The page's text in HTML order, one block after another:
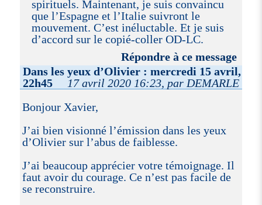
spirituels. Maintenant, je suis convaincu
que l’Espagne et l’Italie suivront le
mouvement. C’est inéluctable. Et je suis
d’accord sur le copié-coller OD-LC.
Répondre à ce message
Dans les yeux d’Olivier : mercredi 15 avril,
22h45
17 avril 2020 16:23, par DEMARLE
Bonjour Xavier,
J’ai bien visionné l’émission dans les yeux
d’Olivier sur l’abus de faiblesse.
J’ai beaucoup apprécier votre témoignage. Il
faut avoir du courage. Ce n’est pas facile de
se reconstruire.